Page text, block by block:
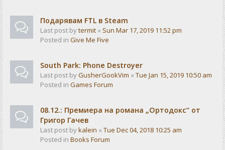
Подарявам FTL в Steam
Last post bytermit « Sun Mar 17, 2019 11:52 pm
Posted in Give Me Five
South Park: Phone Destroyer
Last post byGusherGookVim « Tue Jan 15, 2019 10:50 am
Posted in Games Forum
08.12.: Премиера на романа „Ортодокс“ от
Григор Гачев
Last post bykalein « Tue Dec 04, 2018 10:25 am
Posted in Books Forum